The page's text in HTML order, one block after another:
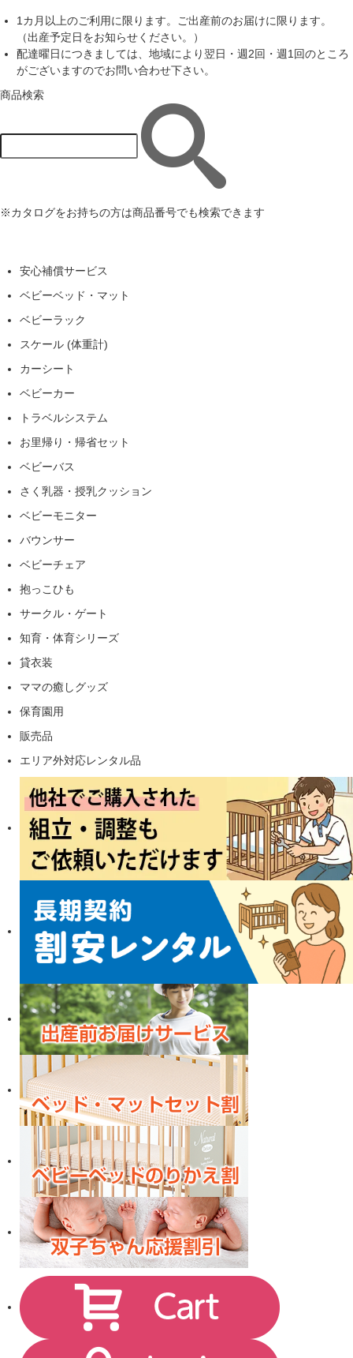
1カ月以上のご利用に限ります。ご出産前のお届けに限ります。
（出産予定日をお知らせください。）
配達曜日につきましては、地域により翌日・週2回・週1回のところ
がございますのでお問い合わせ下さい。
商品検索
※カタログをお持ちの方は商品番号でも検索できます
安心補償サービス
ベビーベッド・マット
ベビーラック
スケール (体重計)
カーシート
ベビーカー
トラベルシステム
お里帰り・帰省セット
ベビーバス
さく乳器・授乳クッション
ベビーモニター
バウンサー
ベビーチェア
抱っこひも
サークル・ゲート
知育・体育シリーズ
貸衣装
ママの癒しグッズ
保育園用
販売品
エリア外対応レンタル品